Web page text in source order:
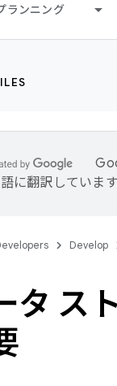
ランニング
に翻訳していま
Develop
タ ス